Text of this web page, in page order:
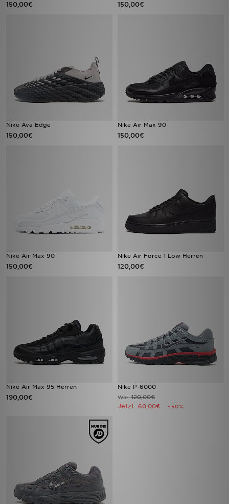
150,00€ 150,00€
Nike Ava Edge
150,00€
Nike Air Max 90
150,00€
Nike Air Max 90
150,00€
Nike Air Force 1 Low Herren
120,00€
Nike Air Max 95 Herren
190,00€
Nike P-6000
War120,00€
Jetzt 60,00€ - 50%
Meine Nachrichten
Trending Styles